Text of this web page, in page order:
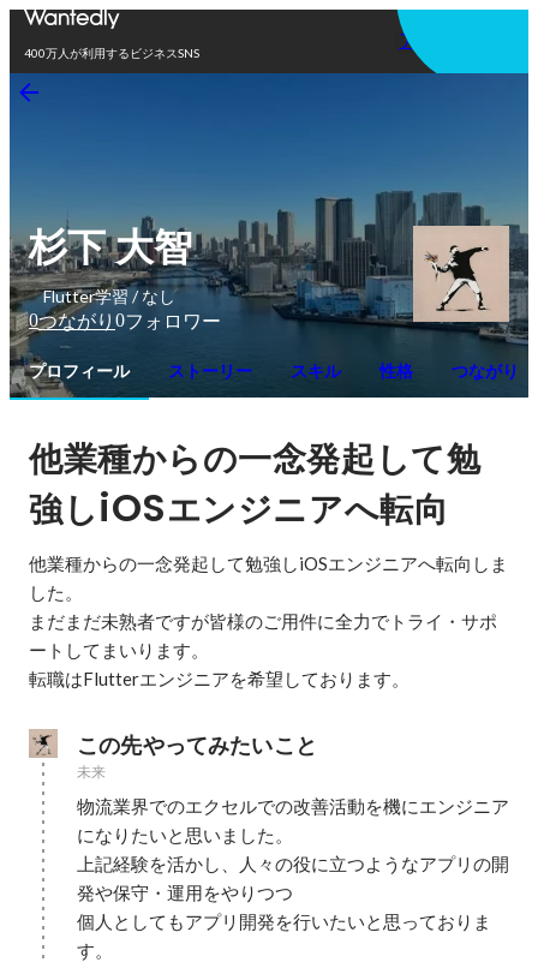
400万人が利用するビジネスSNS
アプリを使う
杉下 大智
Flutter学習 / なし
0つながり 0フォロワー
プロフィール ストーリー スキル 性格 つながり
他業種からの一念発起して勉
強しiOSエンジニアへ転向
他業種からの一念発起して勉強しiOSエンジニアへ転向しま
した。
まだまだ未熟者ですが皆様のご用件に全力でトライ・サポ
ートしてまいります。
転職はFlutterエンジニアを希望しております。
この先やってみたいこと
未来
物流業界でのエクセルでの改善活動を機にエンジニア
になりたいと思いました。
上記経験を活かし、人々の役に立つようなアプリの開
発や保守・運用をやりつつ
個人としてもアプリ開発を行いたいと思っておりま
す。